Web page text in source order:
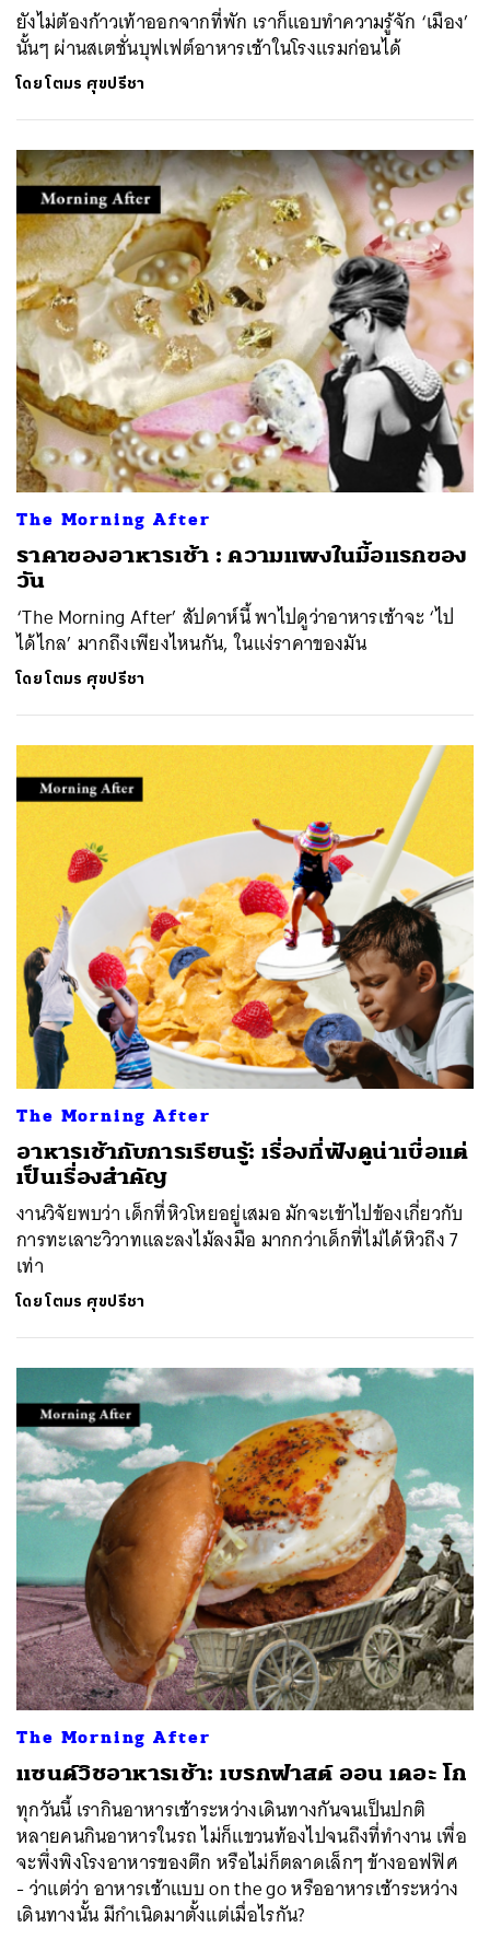
ยังไม่ต้องก้าวเท้าออกจากที่พัก เราก็แอบทำความรู้จัก ‘เมือง’
นั้นๆ ผ่านสเตชั่นบุฟเฟต์อาหารเช้าในโรงแรมก่อนได้
โดยโตมร ศุขปรีชา
The Morning After
ราคาของอาหารเช้า : ความแพงในมื้อแรกของ
วัน
‘The Morning After’ สัปดาห์นี้ พาไปดูว่าอาหารเช้าจะ ‘ไป
ได้ไกล’ มากถึงเพียงไหนกัน, ในแง่ราคาของมัน
โดยโตมร ศุขปรีชา
The Morning After
อาหารเช้ากับการเรียนรู้: เรื่องที่ฟังดูน่าเบื่อแต่
เป็นเรื่องสำคัญ
งานวิจัยพบว่า เด็กที่หิวโหยอยู่เสมอ มักจะเข้าไปข้องเกี่ยวกับ
การทะเลาะวิวาทและลงไม้ลงมือ มากกว่าเด็กที่ไม่ได้หิวถึง 7
เท่า
โดยโตมร ศุขปรีชา
The Morning After
แซนด์วิชอาหารเช้า: เบรกฟาสต์ ออน เดอะ โก
ทุกวันนี้ เรากินอาหารเช้าระหว่างเดินทางกันจนเป็นปกติ
หลายคนกินอาหารในรถ ไม่ก็แขวนท้องไปจนถึงที่ทำงาน เพื่อ
จะพึ่งพิงโรงอาหารของตึก หรือไม่ก็ตลาดเล็กๆ ข้างออฟฟิศ
- ว่าแต่ว่า อาหารเช้าแบบ on the go หรืออาหารเช้าระหว่าง
เดินทางนั้น มีกำเนิดมาตั้งแต่เมื่อไรกัน?